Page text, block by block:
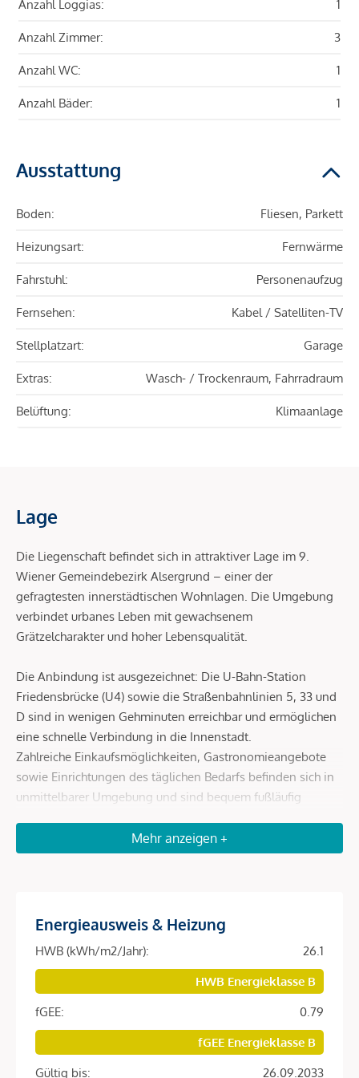
Anzahl Loggias: 1
Anzahl Zimmer: 3
Anzahl WC: 1
Anzahl Bäder: 1
Ausstattung
Boden: Fliesen, Parkett
Heizungsart: Fernwärme
Fahrstuhl: Personenaufzug
Fernsehen: Kabel / Satelliten-TV
Stellplatzart: Garage
Extras: Wasch- / Trockenraum, Fahrradraum
Belüftung: Klimaanlage
Lage
Die Liegenschaft befindet sich in attraktiver Lage im 9.
Wiener Gemeindebezirk Alsergrund – einer der
gefragtesten innerstädtischen Wohnlagen. Die Umgebung
verbindet urbanes Leben mit gewachsenem
Grätzelcharakter und hoher Lebensqualität.
Die Anbindung ist ausgezeichnet: Die U-Bahn-Station
Friedensbrücke (U4) sowie die Straßenbahnlinien 5, 33 und
D sind in wenigen Gehminuten erreichbar und ermöglichen
eine schnelle Verbindung in die Innenstadt.
Zahlreiche Einkaufsmöglichkeiten, Gastronomieangebote
sowie Einrichtungen des täglichen Bedarfs befinden sich in
unmittelbarer Umgebung und sind bequem fußläufig
Erholungs- und Freizeitmöglichkeiten wie der Augarten
sowie kulturelle Einrichtungen runden die hervorragende
Beschreibung *
Diese hochwertig ausgestattete Wohnung befindet sich im
fertiggestellten NeubauprojektSOPHIEin begehrter Lage
des 9. Wiener Gemeindebezirks.
Die Einheit überzeugt durch ein modernes Wohnkonzept,
helle Räume und eine angenehme Wohnatmosphäre.
Mehr anzeigen +
Energieausweis & Heizung
HWB (kWh/m2/Jahr):
26.1
HWB Energieklasse B
fGEE:
0.79
fGEE Energieklasse B
Gültig bis:
26.09.2033